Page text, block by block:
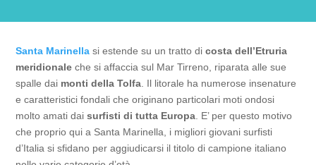
Santa Marinella si estende su un tratto di costa dell’Etruria
meridionaleche si affaccia sul Mar Tirreno, riparata alle sue
spalle dai monti della Tolfa . Il litorale ha numerose insenature
e caratteristici fondali che originano particolari moti ondosi
molto amati daisurfisti di tutta Europa . E’ per questo motivo
che proprio qui a Santa Marinella, i migliori giovani surfisti
d’Italia si sfidano per aggiudicarsi il titolo di campione italiano